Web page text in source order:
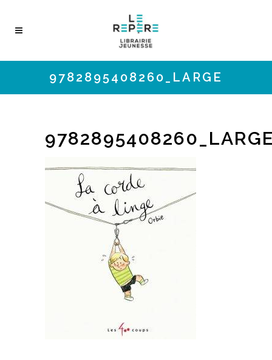
9782895408260_LARGE